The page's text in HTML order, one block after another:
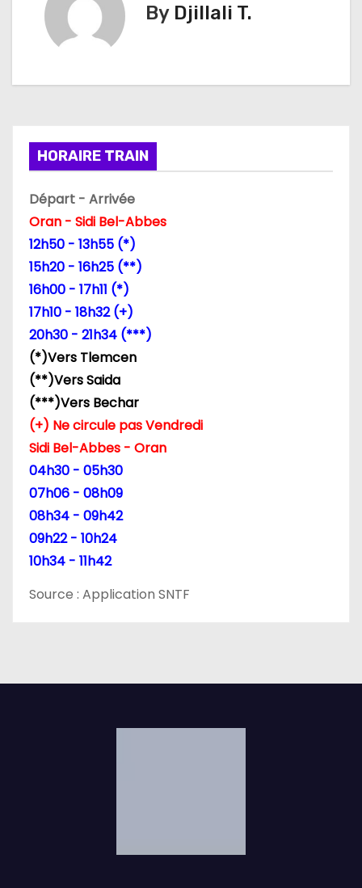
t
o
n
d
e
a
r
t
c
e
By Djillali T.
HORAIRE TRAIN
Départ - Arrivée
Oran - Sidi Bel-Abbes
12h50 - 13h55 (*)
15h20 - 16h25 (**)
16h00 - 17h11 (*)
17h10 - 18h32 (+)
20h30 - 21h34 (***)
(*)Vers Tlemcen
(**)Vers Saida
(***)Vers Bechar
(+) Ne circule pas Vendredi
Sidi Bel-Abbes - Oran
04h30 - 05h30
07h06 - 08h09
08h34 - 09h42
09h22 - 10h24
10h34 - 11h42
Source : Application SNTF